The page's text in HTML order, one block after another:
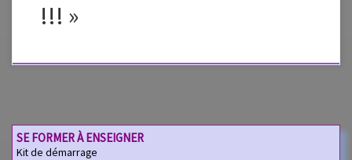
!!! »
SE FORMER À ENSEIGNER
Kit de démarrage